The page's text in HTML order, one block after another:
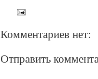
Комментариев нет:
Отправить